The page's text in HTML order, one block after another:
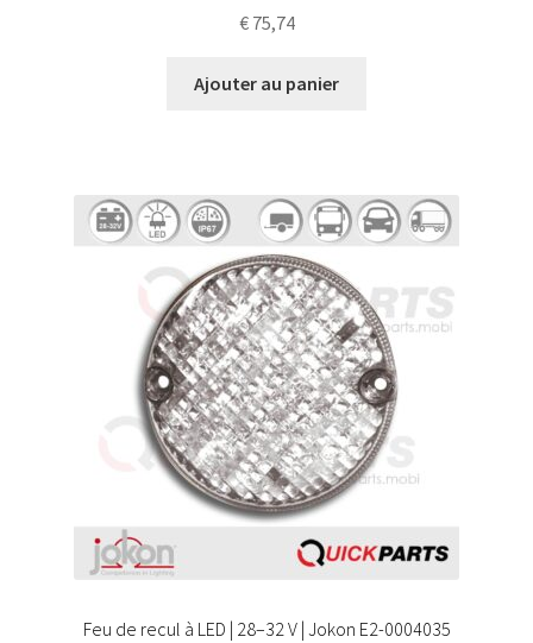
€75,74
Ajouter au panier
Feu de recul à LED | 28–32 V | Jokon E2-0004035